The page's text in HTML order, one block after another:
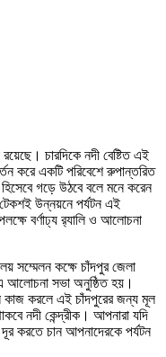
চারদিকে নদী বেষ্টিত এই
করে একটি পরিবেশে রুপান্তরিত
গড়ে উঠবে বলে মনে করেন
উন্নয়নে পর্যটন এই
বর্ণাঢ্য র‌্যালি ও আলোচনা
সম্মেলন কক্ষে চাঁদপুর জেলা
আলোচনা সভা অনুষ্ঠিত হয়।
কাজ করলে এই চাঁদপুরের জন্য মূল
নদী কেন্দ্রীক। আপনারা যদি
করতে চান আপনাদেরকে পর্যটন